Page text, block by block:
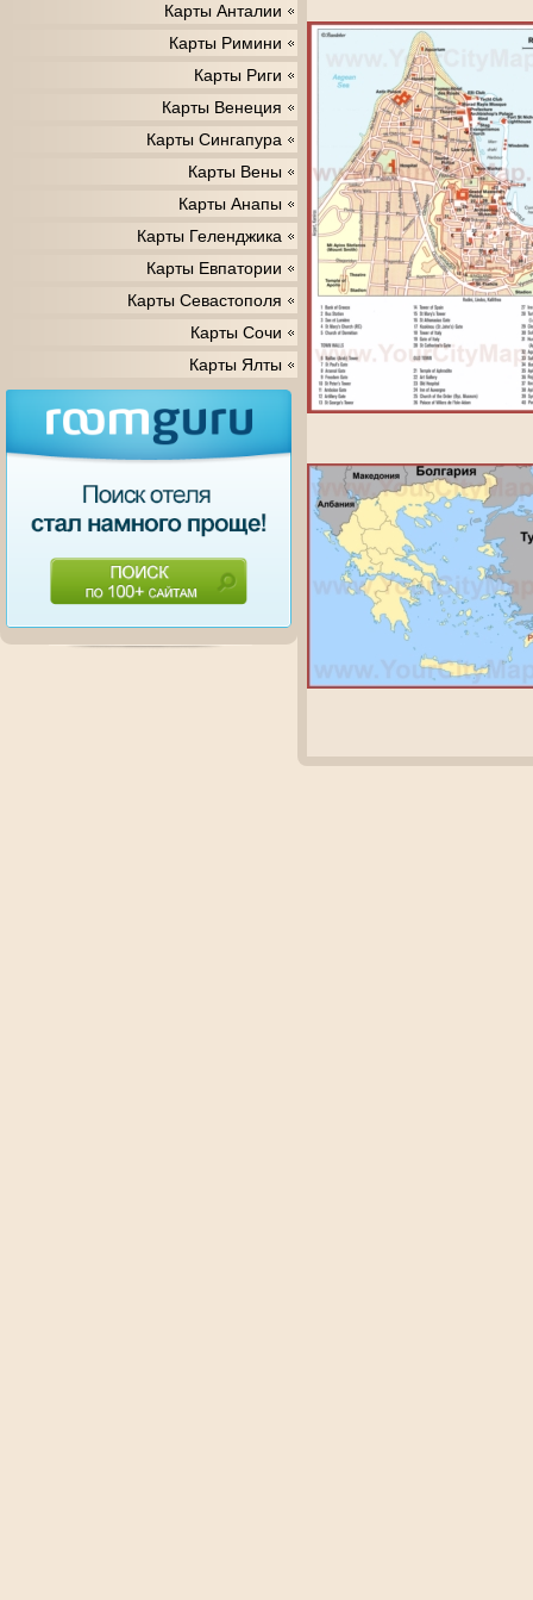
Карты Анталии
Карты Римини
Карты Риги
Карты Венеция
Карты Сингапура
Карты Вены
Карты Анапы
Карты Геленджика
Карты Евпатории
Карты Севастополя
Карты Сочи
Карты Ялты